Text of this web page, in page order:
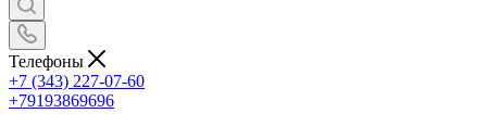
Телефоны
+7 (343) 227-07-60
+79193869696